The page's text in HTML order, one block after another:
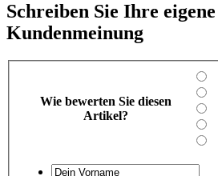
Schreiben Sie Ihre eigene
Kundenmeinung
Wie bewerten Sie diesen
Artikel?